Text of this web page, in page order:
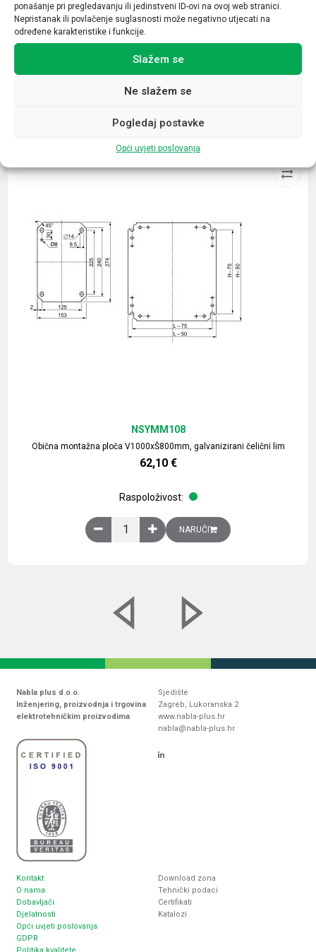
ponašanje pri pregledavanju ili jedinstveni ID-ovi na ovoj web stranici.
Nepristanak ili povlačenje suglasnosti može negativno utjecati na
određene karakteristike i funkcije.
Slažem se
Ne slažem se
Pogledaj postavke
Opći uvjeti poslovanja
Promjer
84 mm
Povezani proizvodi
Obična montažna ploča V1000xŠ800mm, galvanizirani čelični lim
NSYMM108
62,10 €
Raspoloživost:
Obična montažna ploča V1000xŠ800mm,
NARUČI
Nabla plus d.o.o.
Inženjering, proizvodnja i trgovina
elektrotehničkim proizvodima
Sjedište
Zagreb, Lukoranska 2
www.nabla-plus.hr
nabla@nabla-plus.hr
Kontakt
O nama
Dobavljači
Djelatnosti
Opći uvjeti poslovanja
GDPR
Politika kvalitete
Download zona
Tehnički podaci
Certifikati
Katalozi